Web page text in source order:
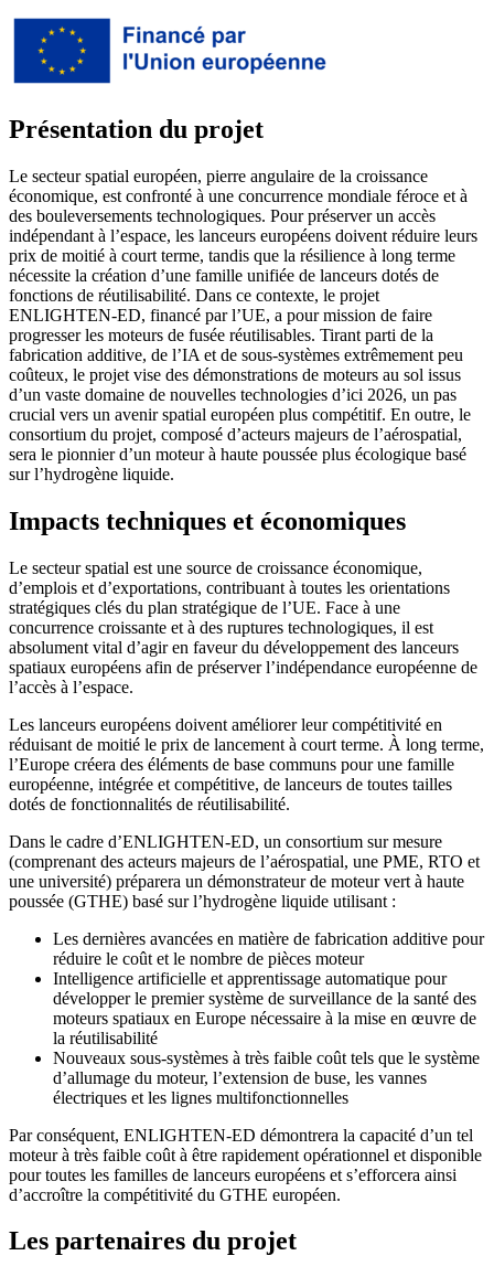
Présentation du projet
Le secteur spatial européen, pierre angulaire de la croissance
économique, est confronté à une concurrence mondiale féroce et à
des bouleversements technologiques. Pour préserver un accès
indépendant à l’espace, les lanceurs européens doivent réduire leurs
prix de moitié à court terme, tandis que la résilience à long terme
nécessite la création d’une famille unifiée de lanceurs dotés de
fonctions de réutilisabilité. Dans ce contexte, le projet
ENLIGHTEN-ED, financé par l’UE, a pour mission de faire
progresser les moteurs de fusée réutilisables. Tirant parti de la
fabrication additive, de l’IA et de sous-systèmes extrêmement peu
coûteux, le projet vise des démonstrations de moteurs au sol issus
d’un vaste domaine de nouvelles technologies d’ici 2026, un pas
crucial vers un avenir spatial européen plus compétitif. En outre, le
consortium du projet, composé d’acteurs majeurs de l’aérospatial,
sera le pionnier d’un moteur à haute poussée plus écologique basé
sur l’hydrogène liquide.
Impacts techniques et économiques
Le secteur spatial est une source de croissance économique,
d’emplois et d’exportations, contribuant à toutes les orientations
stratégiques clés du plan stratégique de l’UE. Face à une
concurrence croissante et à des ruptures technologiques, il est
absolument vital d’agir en faveur du développement des lanceurs
spatiaux européens afin de préserver l’indépendance européenne de
l’accès à l’espace.
Les lanceurs européens doivent améliorer leur compétitivité en
réduisant de moitié le prix de lancement à court terme. À long terme,
l’Europe créera des éléments de base communs pour une famille
européenne, intégrée et compétitive, de lanceurs de toutes tailles
dotés de fonctionnalités de réutilisabilité.
Dans le cadre d’ENLIGHTEN-ED, un consortium sur mesure
(comprenant des acteurs majeurs de l’aérospatial, une PME, RTO et
une université) préparera un démonstrateur de moteur vert à haute
poussée (GTHE) basé sur l’hydrogène liquide utilisant :
Les dernières avancées en matière de fabrication additive pour
réduire le coût et le nombre de pièces moteur
Intelligence artificielle et apprentissage automatique pour
développer le premier système de surveillance de la santé des
moteurs spatiaux en Europe nécessaire à la mise en œuvre de
la réutilisabilité
Nouveaux sous-systèmes à très faible coût tels que le système
d’allumage du moteur, l’extension de buse, les vannes
électriques et les lignes multifonctionnelles
Par conséquent, ENLIGHTEN-ED démontrera la capacité d’un tel
moteur à très faible coût à être rapidement opérationnel et disponible
pour toutes les familles de lanceurs européens et s’efforcera ainsi
d’accroître la compétitivité du GTHE européen.
Les partenaires du projet